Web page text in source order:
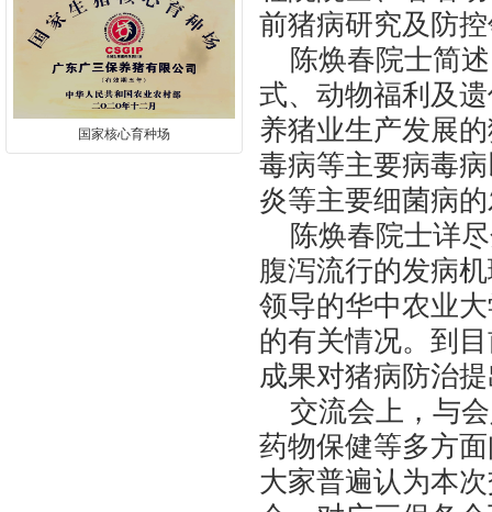
国家核心育种场
前猪病研究及防
陈焕春院士简述
式、动物福利及
养猪业生产发展
毒病等主要病毒
炎等主要细菌病
陈焕春院士详尽
腹泻流行的发病
领导的华中农业
的有关情况。到
成果对猪病防治
交流会上，与会
药物保健等多方
大家普遍认为本